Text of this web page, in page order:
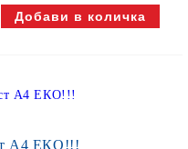
А4 ЕКО!!!